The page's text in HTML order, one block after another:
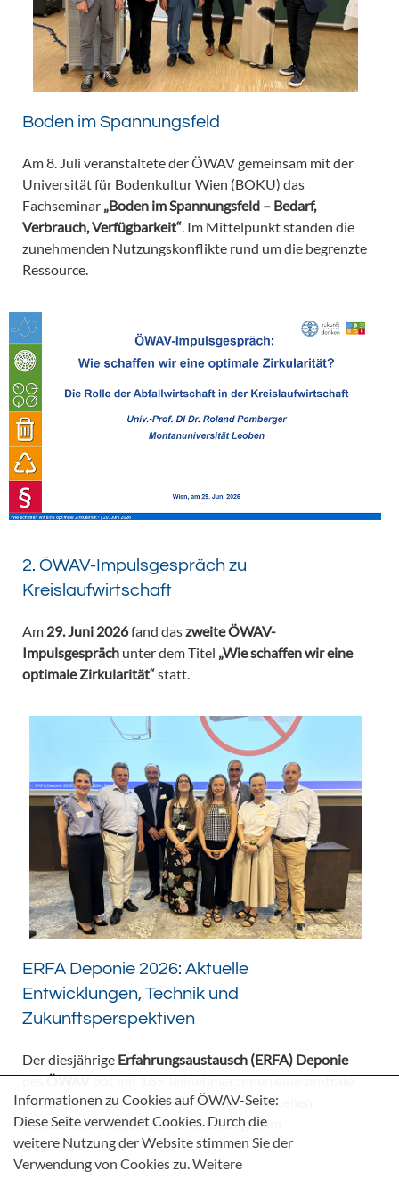
Boden im Spannungsfeld
Am 8. Juli veranstaltete der ÖWAV gemeinsam mit der
Universität für Bodenkultur Wien (BOKU) das
Fachseminar „Boden im Spannungsfeld – Bedarf,
Verbrauch, Verfügbarkeit“ . Im Mittelpunkt standen die
zunehmenden Nutzungskonflikte rund um die begrenzte
Ressource.
2. ÖWAV-Impulsgespräch zu
Kreislaufwirtschaft
Am 29. Juni 2026fand daszweite ÖWAV-
Impulsgespräch unter dem Titel „Wie schaffen wir eine
optimale Zirkularität“statt.
ERFA Deponie 2026: Aktuelle
Entwicklungen, Technik und
Zukunftsperspektiven
Der diesjährige Erfahrungsaustausch (ERFA) Deponie
desÖWAVbot mit 165 Teilnehmer:innen eine zentrale
Plattform für den fachlichen Dialog zu aktuellen
Herausforderungen und Entwicklungen im
Deponiebereich.
Informationen zu Cookies auf ÖWAV-Seite:
Diese Seite verwendet Cookies. Durch die
weitere Nutzung der Website stimmen Sie der
Verwendung von Cookies zu. Weitere